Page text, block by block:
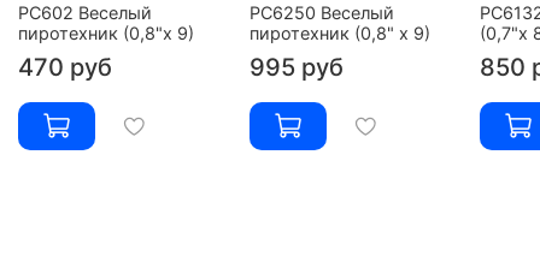
РС602 Веселый
пиротехник (0,8"х 9)
470 руб
РС6250 Веселый
пиротехник (0,8" х 9)
995 руб
(0,7"х
850